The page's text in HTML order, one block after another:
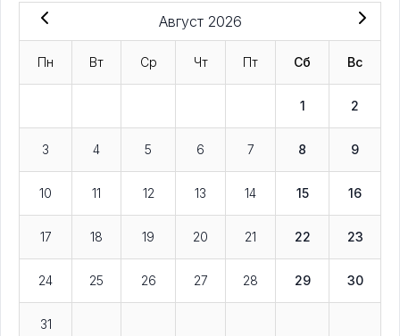
Август 2026
Пн Вт Ср Чт Пт Сб Вс
1 2
3 4 5 6 7 8 9
10 11 12 13 14 15 16
17 18 19 20 21 22 23
24 25 26 27 28 29 30
31